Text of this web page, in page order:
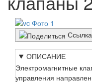
ОПИСАНИЕ
Электромагнитные
управления